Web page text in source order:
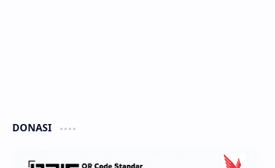
DONASI